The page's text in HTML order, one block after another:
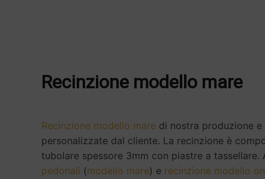
Recinzione modello mare
Recinzione modello mare di nostra produzione
personalizzate dal cliente. La recinzione è
tubolare spessore 3mm con piastre a tassellare.
pedonali (modello mare) e recinzione modello